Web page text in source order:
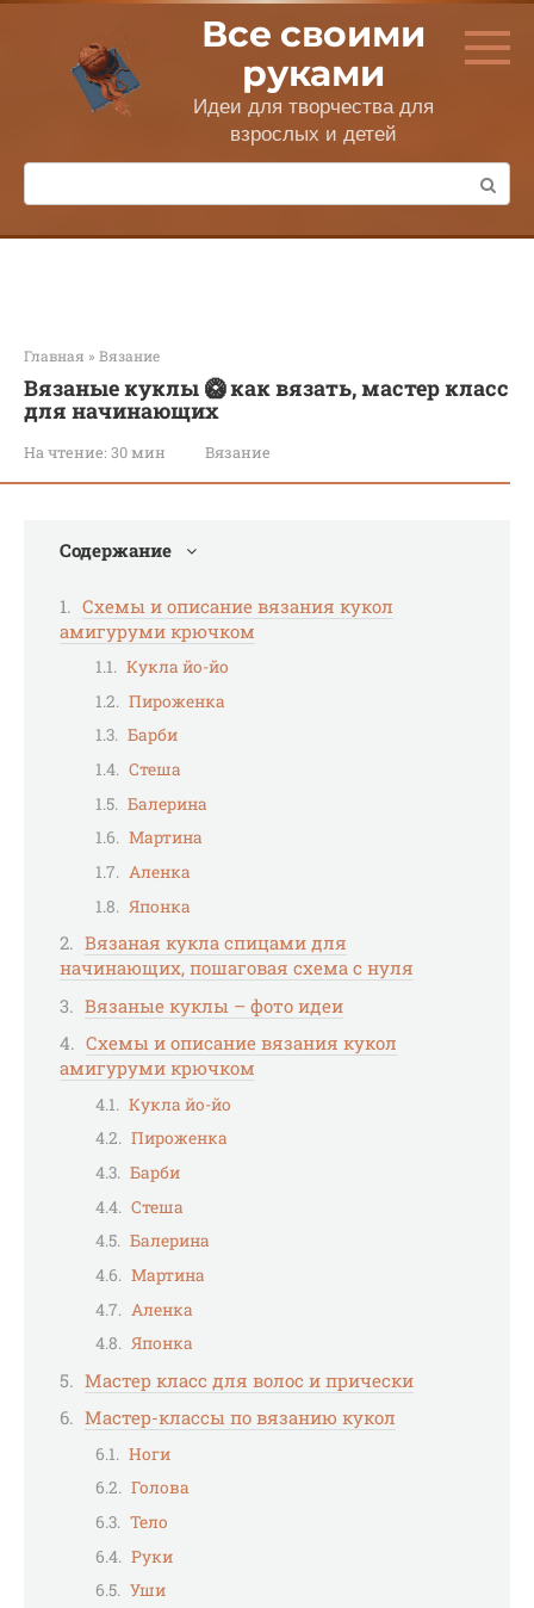
Перейти
контенту
Все своими
руками
Идеи для творчества для
взрослых и детей
Поиск:
Главная » Вязание
Вязаные куклы 🥝 как вязать, мастер класс
для начинающих
На чтение: 30 мин Вязание
Содержание
Схемы и описание вязания кукол
амигуруми крючком
Кукла йо-йо
Пироженка
Барби
Стеша
Балерина
Мартина
Аленка
Японка
Вязаная кукла спицами для
начинающих, пошаговая схема с нуля
Вязаные куклы – фото идеи
Схемы и описание вязания кукол
амигуруми крючком
Кукла йо-йо
Пироженка
Барби
Стеша
Балерина
Мартина
Аленка
Японка
Мастер класс для волос и прически
Мастер-классы по вязанию кукол
Ноги
Голова
Тело
Руки
Уши